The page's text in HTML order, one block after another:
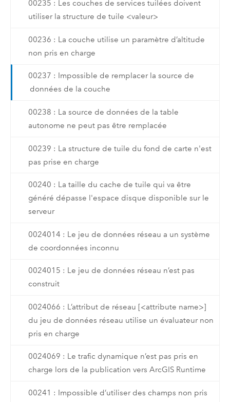
00235 : Les couches de services tuilées doivent
utiliser la structure de tuile <valeur>
00236 : La couche utilise un paramètre d’altitude
non pris en charge
00237 : Impossible de remplacer la source de
données de la couche
00238 : La source de données de la table
autonome ne peut pas être remplacée
00239 : La structure de tuile du fond de carte n'est
pas prise en charge
00240 : La taille du cache de tuile qui va être
généré dépasse l'espace disque disponible sur le
serveur
0024014 : Le jeu de données réseau a un système
de coordonnées inconnu
0024015 : Le jeu de données réseau n’est pas
construit
0024066 : L’attribut de réseau [<attribute name>]
du jeu de données réseau utilise un évaluateur non
pris en charge
0024069 : Le trafic dynamique n’est pas pris en
charge lors de la publication vers ArcGIS Runtime
00241 : Impossible d’utiliser des champs non pris